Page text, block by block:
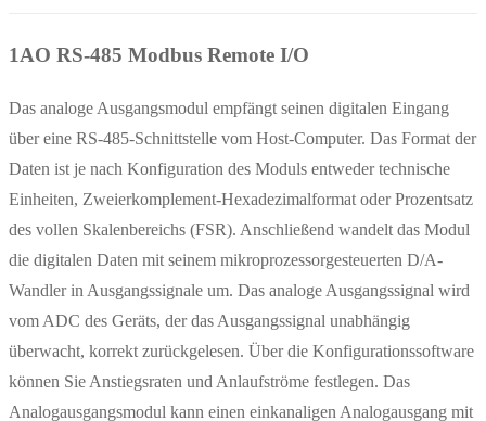
1AO RS-485 Modbus Remote I/O
Das analoge Ausgangsmodul empfängt seinen digitalen Eingang
über eine RS-485-Schnittstelle vom Host-Computer. Das Format der
Daten ist je nach Konfiguration des Moduls entweder technische
Einheiten, Zweierkomplement-Hexadezimalformat oder Prozentsatz
des vollen Skalenbereichs (FSR). Anschließend wandelt das Modul
die digitalen Daten mit seinem mikroprozessorgesteuerten D/A-
Wandler in Ausgangssignale um. Das analoge Ausgangssignal wird
vom ADC des Geräts, der das Ausgangssignal unabhängig
überwacht, korrekt zurückgelesen. Über die Konfigurationssoftware
können Sie Anstiegsraten und Anlaufströme festlegen. Das
Analogausgangsmodul kann einen einkanaligen Analogausgang mit